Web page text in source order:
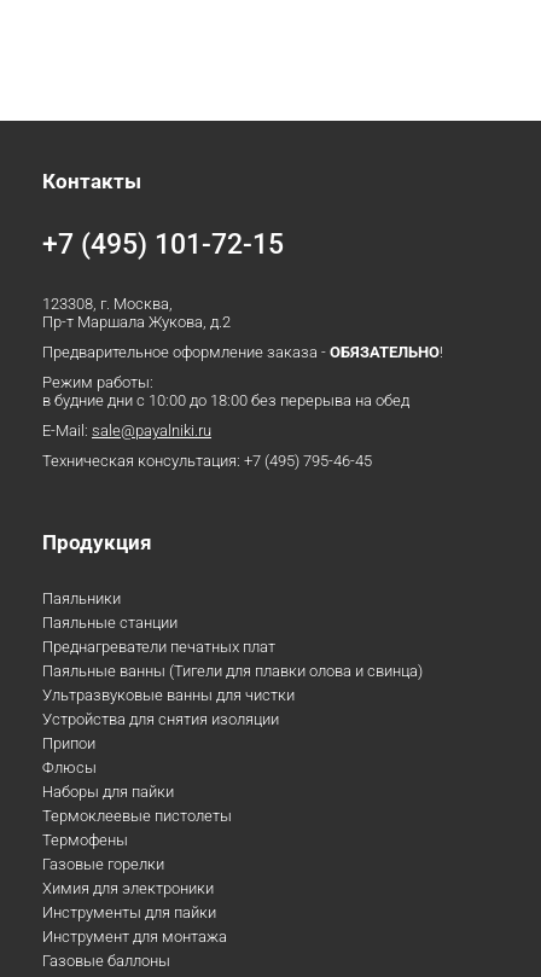
Контакты
+7 (495) 101-72-15
123308, г. Москва,
Пр-т Маршала Жукова, д.2
Предварительное оформление заказа - ОБЯЗАТЕЛЬНО!
Режим работы:
в будние дни с 10:00 до 18:00 без перерыва на обед
E-Mail: sale@payalniki.ru
Техническая консультация: +7 (495) 795-46-45
Продукция
Паяльники
Паяльные станции
Преднагреватели печатных плат
Паяльные ванны (Тигели для плавки олова и свинца)
Ультразвуковые ванны для чистки
Устройства для снятия изоляции
Припои
Флюсы
Наборы для пайки
Термоклеевые пистолеты
Термофены
Газовые горелки
Химия для электроники
Инструменты для пайки
Инструмент для монтажа
Газовые баллоны